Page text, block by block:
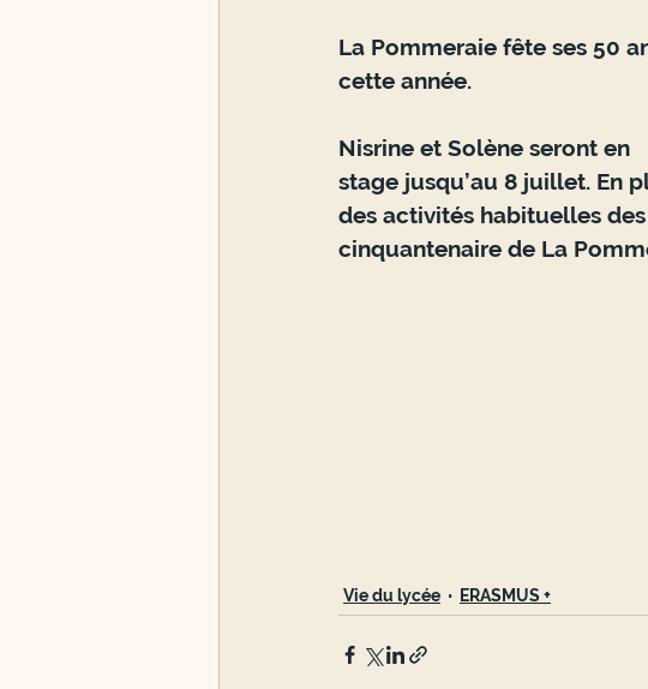
La Pommeraie fête ses 50
cette année.
Nisrine et Solène seront en
stage jusqu’au 8 juillet. En
des activités habituelles
cinquantenaire de La
Vie du lycée ERASMUS +